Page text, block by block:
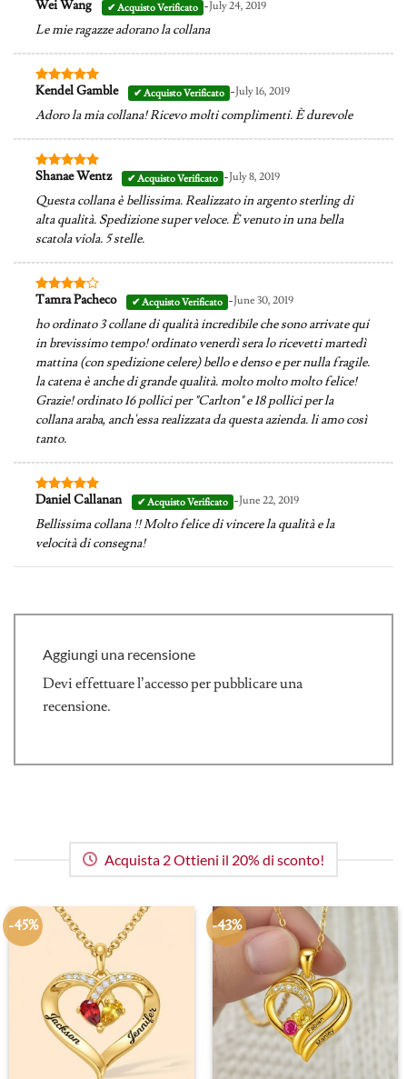
Valutato
Wei Wang -July 24, 2019
Le mie ragazze adorano la collana
Valutato5
Kendel Gamble -July 16, 2019
Adoro la mia collana! Ricevo molti complimenti. È durevole
Valutato5
Shanae Wentz -July 8, 2019
Questa collana è bellissima. Realizzato in argento sterling di
alta qualità. Spedizione super veloce. È venuto in una bella
scatola viola. 5 stelle.
Valutato
Tamra Pacheco -June 30, 2019
ho ordinato 3 collane di qualità incredibile che sono arrivate qui
in brevissimo tempo! ordinato venerdì sera lo ricevetti martedì
mattina (con spedizione celere) bello e denso e per nulla fragile.
la catena è anche di grande qualità. molto molto molto felice!
Grazie! ordinato 16 pollici per "Carlton" e 18 pollici per la
collana araba, anch'essa realizzata da questa azienda. li amo così
tanto.
Valutato5
Daniel Callanan -June 22, 2019
Bellissima collana !! Molto felice di vincere la qualità e la
velocità di consegna!
Aggiungi una recensione
Devi effettuare l’accessoper pubblicare una
recensione.
Acquista 2 Ottieni il 20% di sconto!
-45% -43%